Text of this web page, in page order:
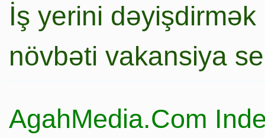
İş yerini
növbəti vakansiya
AgahMedia.Com